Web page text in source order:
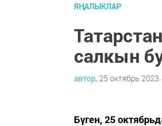
ЯҢАЛЫКЛАР
салкын
автор, 25 октябрь 2023
Бүген, 25